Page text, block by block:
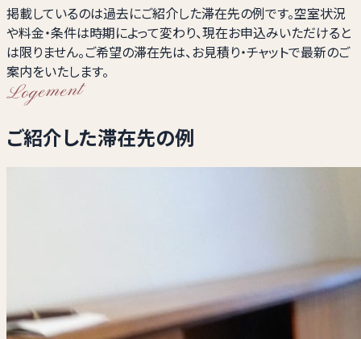
掲載しているのは過去にご紹介した滞在先の例です。空室状況
や料金・条件は時期によって変わり、現在お申込みいただけると
は限りません。ご希望の滞在先は、お見積り・チャットで最新のご
案内をいたします。
Logement
ご紹介した滞在先の例